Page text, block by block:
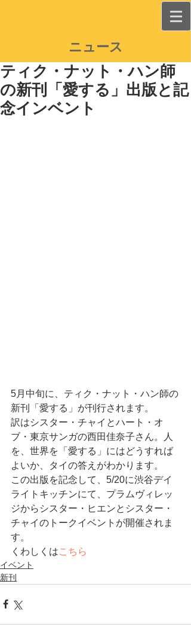
ニュース
ティク・ナット・ハン師
の新刊「愛する」出版と記
念インベント
5月中旬に、ティク・ナット・ハン師の
新刊「愛する」が刊行されます。
訳はシスター・チャイとハート・オ
ブ・東京サンガの西田佳奈子さん。人
を、世界を「愛する」にはどうすれば
よいか、タイの答えがわかります。
この出版を記念して、5/20に渋谷デイ
ライトキッチンにて、プラムヴィレッ
ジからシスター・ヒエンとシスター・
チャイのトークイベントが開催されま
す。
くわしくはこちら
イベント
新刊